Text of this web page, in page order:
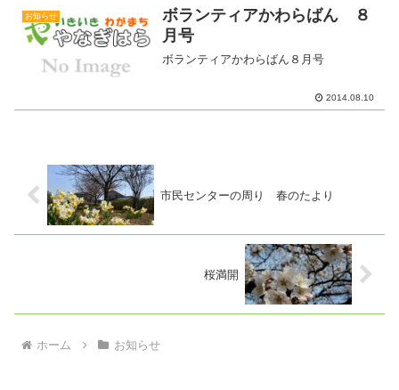
お知らせ
ボランティアかわらばん ８
月号
ボランティアかわらばん８月号
2014.08.10
市民センターの周り 春のたより
桜満開
ホーム お知らせ